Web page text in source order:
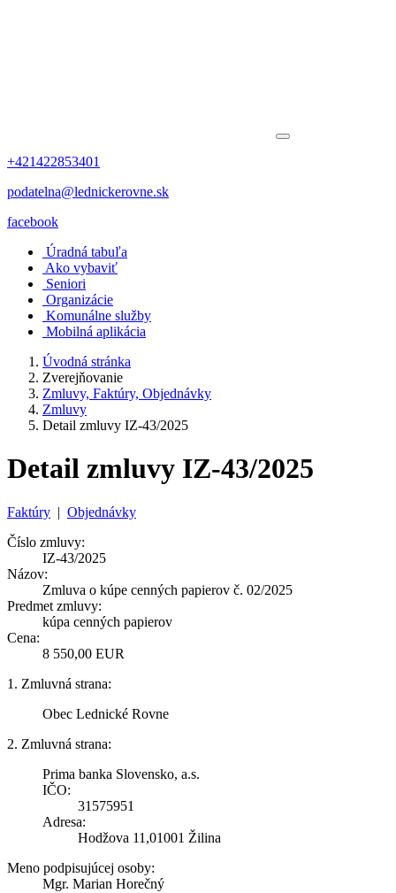
+421422853401
podatelna@lednickerovne.sk
facebook
Úradná tabuľa
Ako vybaviť
Seniori
Organizácie
Komunálne služby
Mobilná aplikácia
Úvodná stránka
Zverejňovanie
Zmluvy, Faktúry, Objednávky
Zmluvy
Detail zmluvy IZ-43/2025
Detail zmluvy IZ-43/2025
Faktúry | Objednávky
Číslo zmluvy:
IZ-43/2025
Názov:
Zmluva o kúpe cenných papierov č. 02/2025
Predmet zmluvy:
kúpa cenných papierov
Cena:
8 550,00 EUR
1. Zmluvná strana:
Obec Lednické Rovne
2. Zmluvná strana:
Prima banka Slovensko, a.s.
IČO:
31575951
Adresa:
Hodžova 11,01001 Žilina
Meno podpisujúcej osoby:
Mgr. Marian Horečný